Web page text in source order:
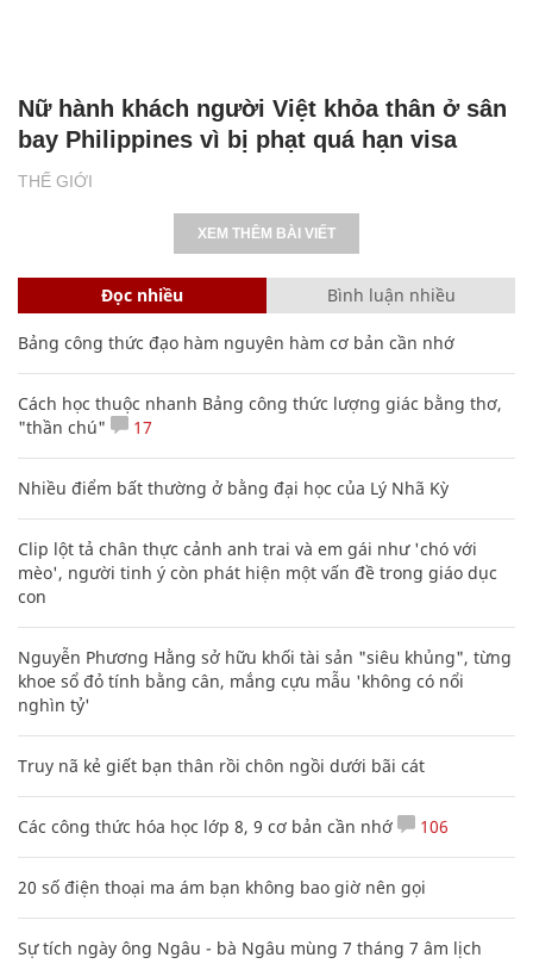
THẾ GIỚI
Nữ hành khách người Việt khỏa thân ở sân
bay Philippines vì bị phạt quá hạn visa
XEM THÊM BÀI VIẾT
Đọc nhiều Bình luận nhiều
Bảng công thức đạo hàm nguyên hàm cơ bản cần nhớ
Cách học thuộc nhanh Bảng công thức lượng giác bằng thơ,
"thần chú"
17
Nhiều điểm bất thường ở bằng đại học của Lý Nhã Kỳ
Clip lột tả chân thực cảnh anh trai và em gái như 'chó với
mèo', người tinh ý còn phát hiện một vấn đề trong giáo dục
con
Nguyễn Phương Hằng sở hữu khối tài sản "siêu khủng", từng
khoe sổ đỏ tính bằng cân, mắng cựu mẫu 'không có nổi
nghìn tỷ'
Truy nã kẻ giết bạn thân rồi chôn ngồi dưới bãi cát
Các công thức hóa học lớp 8, 9 cơ bản cần nhớ 106
20 số điện thoại ma ám bạn không bao giờ nên gọi
Sự tích ngày ông Ngâu - bà Ngâu mùng 7 tháng 7 âm lịch